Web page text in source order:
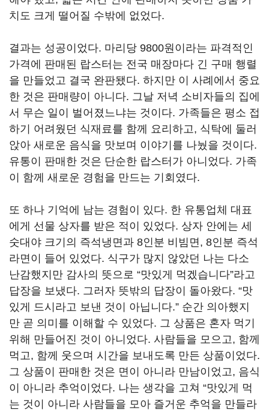
치도 크게 떨어질 수밖에 없었다.
결과는 성공이었다. 마리당 9800원이라는 파격적인
가격에 판매된 랍스터는 전국 매장마다 긴 구매 행렬
을 만들었고 결국 완판됐다. 하지만 이 사례에서 중요
한 것은 판매량이 아니다. 그날 저녁 소비자들의 집에
서 무슨 일이 벌어졌느냐는 것이다. 가족들은 평소 접
하기 어려웠던 식재료를 함께 요리하고, 식탁에 둘러
앉아 새로운 음식을 맛보며 이야기를 나눴을 것이다.
유통이 판매한 것은 단순한 랍스터가 아니었다. 가족
이 함께 새로운 경험을 만드는 기회였다.
또 하나 기억에 남는 경험이 있다. 한 유통업체 대표
에게 선물 상자를 받은 적이 있었다. 상자 안에는 세
숫대야 크기의 즉석냉면과 8인분 비빔면, 8인분 즉석
라면이 들어 있었다. 식구가 많지 않았던 나는 다소
난감했지만 감사의 뜻으로 “맛있게 먹겠습니다”라고
답장을 보냈다. 그러자 뜻밖의 답장이 돌아왔다. “맛
있게 드시라고 보낸 것이 아닙니다.” 순간 의아했지
만 곧 의미를 이해할 수 있었다. 그 상품은 혼자 먹기
위해 만들어진 것이 아니었다. 사람들을 모으고, 함께
먹고, 함께 웃으며 시간을 보내도록 만든 상품이었다.
그 상품이 판매한 것은 면이 아니라 만남이었고, 음식
이 아니라 추억이었다. 나는 생각을 고쳐 “맛있게 먹
는 것이 아니라 사람들을 모아 즐거운 추억을 만들라